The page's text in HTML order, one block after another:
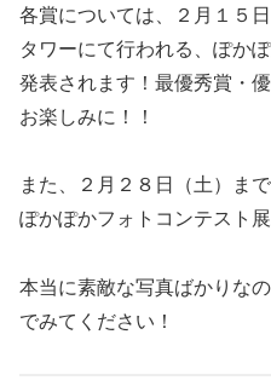
各賞については、２月１５
タワーにて行われる、ぽか
発表されます！最優秀賞・
お楽しみに！！
また、２月２８日（土）ま
ぽかぽかフォトコンテスト
本当に素敵な写真ばかりな
でみてください！